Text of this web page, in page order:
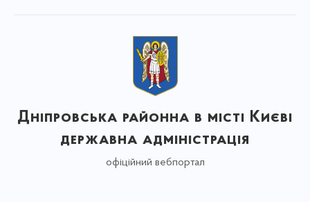
Дніпровська районна в місті Києві
державна адміністрація
офіційний вебпортал